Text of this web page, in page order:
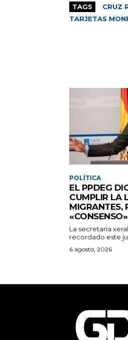
TAGS CRUZ
TARJETAS
POLÍTICA
EL PPDEG
CUMPLIR LA
MIGRANTES,
«CONSENSO»
La secretaria
recordado este
6 agosto, 2026